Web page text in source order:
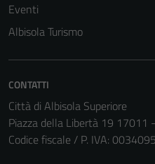
Eventi
Albisola Turismo
CONTATTI
Città di Albisola Superiore
Piazza della Libertà 19 17011
Codice fiscale / P. IVA: